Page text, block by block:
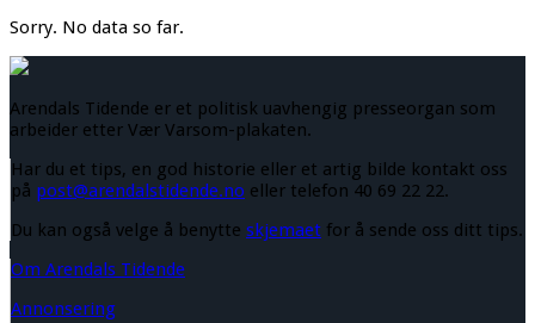
Sorry. No data so far.
Arendals Tidende er et politisk uavhengig presseorgan som
arbeider etter Vær Varsom-plakaten.
Har du et tips, en god historie eller et artig bilde kontakt oss
på post@arendalstidende.no eller telefon 40 69 22 22.
Du kan også velge å benytte skjemaet for å sende oss ditt tips.
Om Arendals Tidende
Annonsering